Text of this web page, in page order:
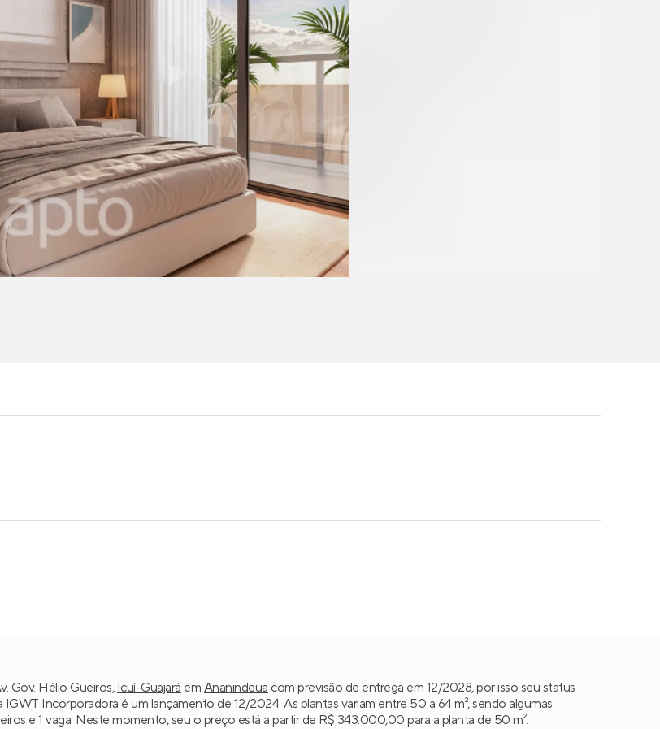
Gov. Hélio Gueiros,Icuí-Guajará em Ananindeua com previsão de entrega em 12/2028, por isso seu status
IGWT Incorporadora é um lançamento de 12/2024. As plantas variam entre 50 a 64 m², sendo algumas
e 1 vaga. Neste momento, seu o preço está a partir de R$ 343.000,00 para a planta de 50 m².